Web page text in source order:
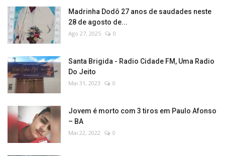
Madrinha Dodô 27 anos de saudades neste
28 de agosto de...
Ago 27, 2025 0
Santa Brigida - Radio Cidade FM, Uma Radio
Do Jeito
Mai 31, 2023 0
Jovem é morto com 3 tiros em Paulo Afonso
– BA
Mai 22, 2022 0